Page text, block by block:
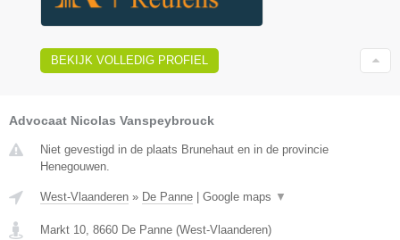
BEKIJK VOLLEDIG PROFIEL
Advocaat Nicolas Vanspeybrouck
Niet gevestigd in de plaats Brunehaut en in de provincie
Henegouwen.
West-Vlaanderen » De Panne Google maps ▼
Markt 10, 8660 De Panne (West-Vlaanderen)